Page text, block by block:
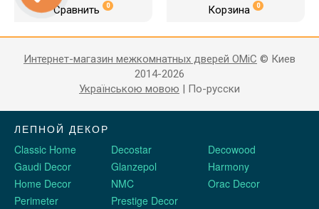
Сравнить 0 Корзина 0
Интернет-магазин межкомнатных дверей OMiC © Киев
2014-2026
Українською мовою | По-русски
ЛЕПНОЙ ДЕКОР
Classic Home
Decostar
Decowood
Gaudi Decor
Glanzepol
Harmony
Home Decor
NMC
Orac Decor
Perimeter
Prestige Decor